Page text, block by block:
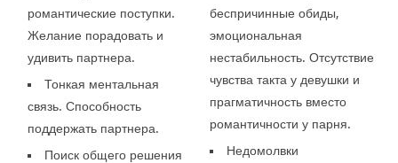
романтические поступки.
Желание порадовать и
удивить партнера.
Тонкая ментальная
связь. Способность
поддержать партнера.
Поиск общего решения
беспричинные обиды,
эмоциональная
нестабильность. Отсутствие
чувства такта у девушки и
прагматичность вместо
романтичности у парня.
Недомолвки